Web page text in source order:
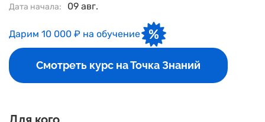
Дата начала: 09 авг.
Дарим 10 000 ₽ на обучение
Смотреть курс на Точка Знаний